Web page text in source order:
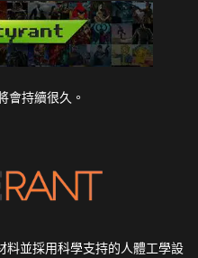
會持續很久。
料並採用科學支持的人體工學設